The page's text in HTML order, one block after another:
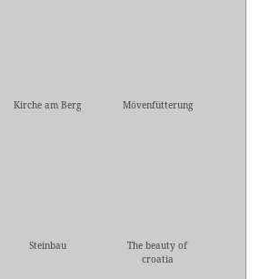
Kirche am Berg Mövenfütterung
Steinbau
The beauty of
croatia